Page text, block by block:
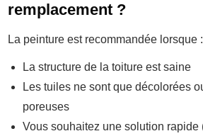
remplacement ?
La peinture est recommandée lorsque :
La structure de la toiture est saine
Les tuiles ne sont que décolorées
poreuses
Vous souhaitez une solution rapide